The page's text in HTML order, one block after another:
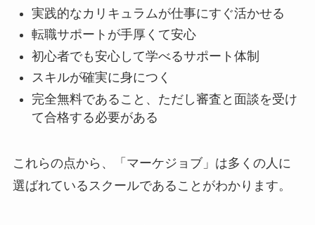
実践的なカリキュラムが仕事にすぐ活かせる
転職サポートが手厚くて安心
初心者でも安心して学べるサポート体制
スキルが確実に身につく
完全無料であること、ただし審査と面談を受け
て合格する必要がある
これらの点から、「マーケジョブ」は多くの人に
選ばれているスクールであることがわかります。